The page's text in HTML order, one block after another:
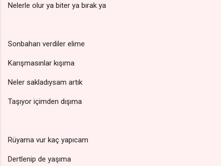
Nelerle olur ya biter ya bırak ya
Sonbaharı verdiler elime
Karışmasınlar kışıma
Neler sakladıysam artık
Taşıyor içimden dışıma
Rüyama vur kaç yapıcam
Dertlenip de yaşıma